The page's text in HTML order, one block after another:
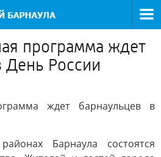
программа ждет
День России
ждет барнаульцев в
Барнаула состоятся